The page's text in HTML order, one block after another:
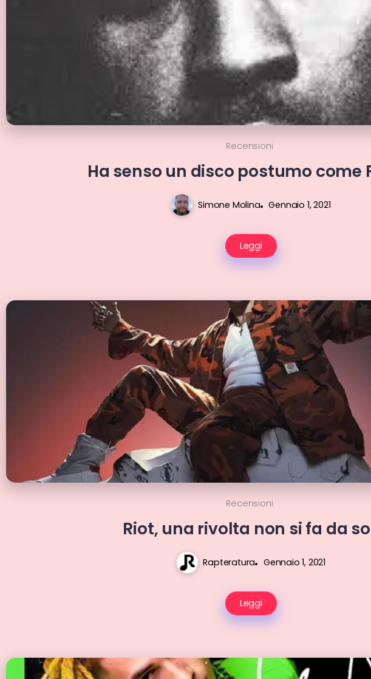
Recensioni
Ha senso un disco postumo come
Simone Molina Gennaio 1, 2021
Leggi
Recensioni
Riot, una rivolta non si fa da
Rapteratura Gennaio 1, 2021
Leggi